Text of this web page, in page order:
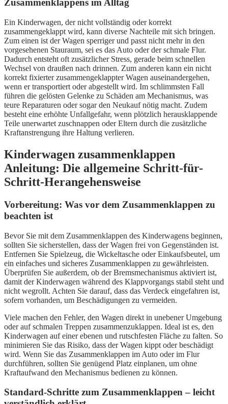
Zusammenklappens im Alltag
Ein Kinderwagen, der nicht vollständig oder korrekt
zusammengeklappt wird, kann diverse Nachteile mit sich bringen.
Zum einen ist der Wagen sperriger und passt nicht mehr in den
vorgesehenen Stauraum, sei es das Auto oder der schmale Flur.
Dadurch entsteht oft zusätzlicher Stress, gerade beim schnellen
Wechsel von draußen nach drinnen. Zum anderen kann ein nicht
korrekt fixierter zusammengeklappter Wagen auseinandergehen,
wenn er transportiert oder abgestellt wird. Im schlimmsten Fall
führen die gelösten Gelenke zu Schäden am Mechanismus, was
teure Reparaturen oder sogar den Neukauf nötig macht. Zudem
besteht eine erhöhte Unfallgefahr, wenn plötzlich herausklappende
Teile unerwartet zuschnappen oder Eltern durch die zusätzliche
Kraftanstrengung ihre Haltung verlieren.
Kinderwagen zusammenklappen
Anleitung: Die allgemeine Schritt-für-
Schritt-Herangehensweise
Vorbereitung: Was vor dem Zusammenklappen zu
beachten ist
Bevor Sie mit dem Zusammenklappen des Kinderwagens beginnen,
sollten Sie sicherstellen, dass der Wagen frei von Gegenständen ist.
Entfernen Sie Spielzeug, die Wickeltasche oder Einkaufsbeutel, um
ein einfaches und sicheres Zusammenklappen zu gewährleisten.
Überprüfen Sie außerdem, ob der Bremsmechanismus aktiviert ist,
damit der Kinderwagen während des Klappvorgangs stabil steht und
nicht wegrollt. Achten Sie darauf, dass das Verdeck eingefahren ist,
sofern vorhanden, um Beschädigungen zu vermeiden.
Viele machen den Fehler, den Wagen direkt in unebener Umgebung
oder auf schmalen Treppen zusammenzuklappen. Ideal ist es, den
Kinderwagen auf einer ebenen und rutschfesten Fläche zu falten. So
minimieren Sie das Risiko, dass der Wagen kippt oder beschädigt
wird. Wenn Sie das Zusammenklappen im Auto oder im Flur
durchführen, sollten Sie genügend Platz einplanen, um ohne
Kraftaufwand den Mechanismus bedienen zu können.
Standard-Schritte zum Zusammenklappen – leicht